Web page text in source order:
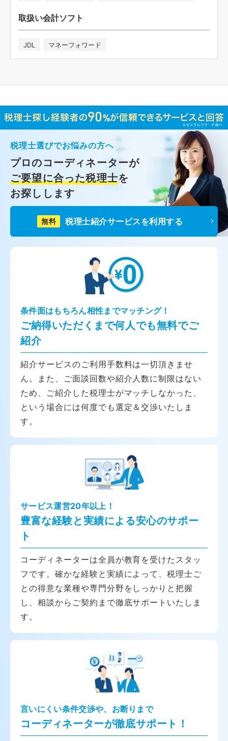
取扱い会計ソフト
JDL マネーフォワード
税理士選びでお悩みの方へ
プロのコーディネーターが
ご要望に合った税理士を
お探しします
無料 税理士紹介サービスを利用する
条件面はもちろん相性までマッチング！
ご納得いただくまで何人でも無料でご
紹介
紹介サービスのご利用手数料は一切頂きませ
ん。また、ご面談回数や紹介人数に制限はない
ため、ご紹介した税理士がマッチしなかった、
という場合には何度でも選定＆交渉いたしま
す。
サービス運営20年以上！
豊富な経験と実績による安心のサポー
ト
コーディネーターは全員が教育を受けたスタッ
フです。確かな経験と実績によって、税理士ご
との得意な業種や専門分野をしっかりと把握
し、相談からご契約まで徹底サポートいたしま
す。
言いにくい条件交渉や、お断りまで
コーディネーターが徹底サポート！